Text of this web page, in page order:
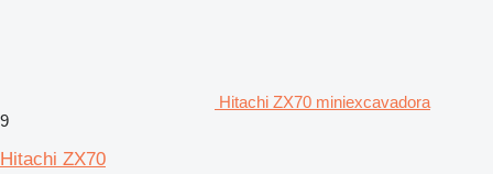
Hitachi ZX70 miniexcavadora
9
Hitachi ZX70